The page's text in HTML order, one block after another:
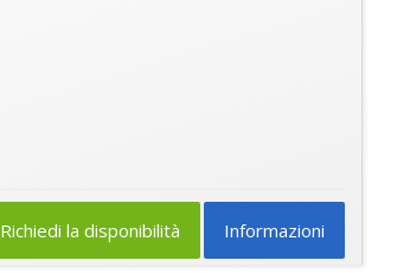
Informazioni
Richiedi la disponibilità